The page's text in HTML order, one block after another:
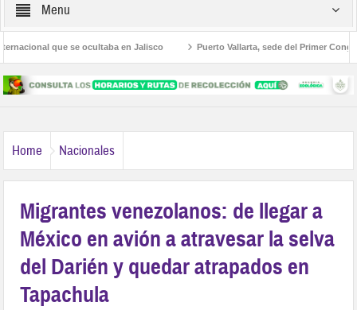
Menu
que se ocultaba en Jalisco Puerto Vallarta, sede del Primer Congreso
Jalisco Participan servidores públicos en la Caravana Anticorrupción
Home Nacionales
Migrantes venezolanos: de llegar a
México en avión a atravesar la selva
del Darién y quedar atrapados en
Tapachula